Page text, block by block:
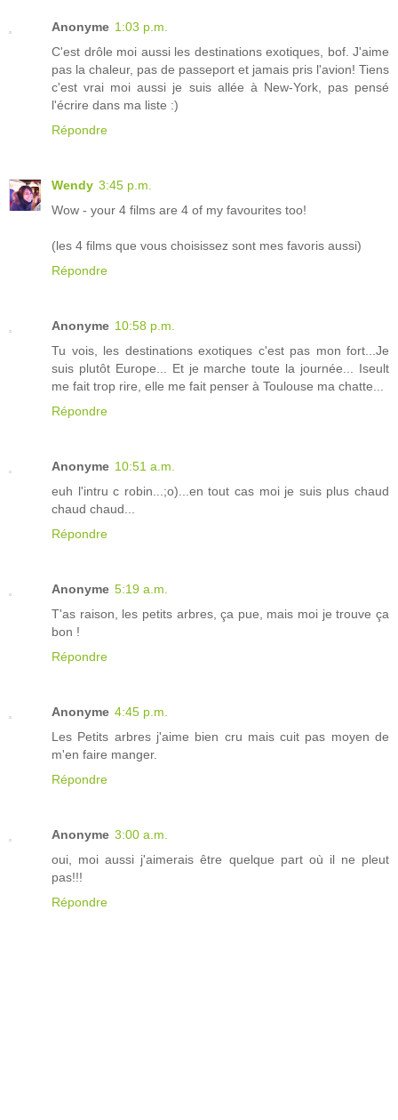
Anonyme 1:03 p.m.
C'est drôle moi aussi les destinations exotiques, bof. J'aime
pas la chaleur, pas de passeport et jamais pris l'avion! Tiens
c'est vrai moi aussi je suis allée à New-York, pas pensé
l'écrire dans ma liste :)
Répondre
Wendy 3:45 p.m.
Wow - your 4 films are 4 of my favourites too!
(les 4 films que vous choisissez sont mes favoris aussi)
Répondre
Anonyme 10:58 p.m.
Tu vois, les destinations exotiques c'est pas mon fort...Je
suis plutôt Europe... Et je marche toute la journée... Iseult
me fait trop rire, elle me fait penser à Toulouse ma chatte...
Répondre
Anonyme 10:51 a.m.
euh l'intru c robin...;o)...en tout cas moi je suis plus chaud
chaud chaud...
Répondre
Anonyme 5:19 a.m.
T'as raison, les petits arbres, ça pue, mais moi je trouve ça
bon !
Répondre
Anonyme 4:45 p.m.
Les Petits arbres j'aime bien cru mais cuit pas moyen de
m'en faire manger.
Répondre
Anonyme 3:00 a.m.
oui, moi aussi j'aimerais être quelque part où il ne pleut
pas!!!
Répondre